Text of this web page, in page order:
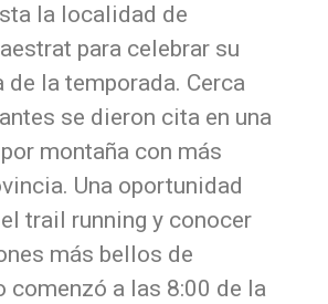
la localidad de
para celebrar su
de la temporada. Cerca
se dieron cita en una
montaña con más
Una oportunidad
trail running y conocer
más bellos de
comenzó a las 8:00 de la